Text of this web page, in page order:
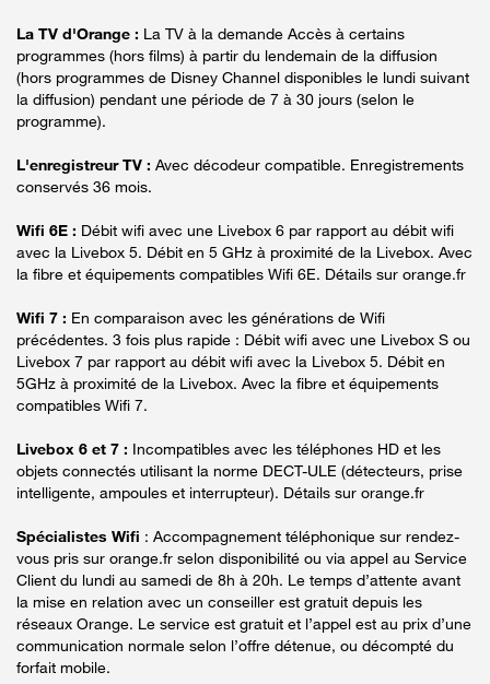
La TV d'Orange : La TV à la demande Accès à certains
programmes (hors films) à partir du lendemain de la diffusion
(hors programmes de Disney Channel disponibles le lundi suivant
la diffusion) pendant une période de 7 à 30 jours (selon le
programme).
L'enregistreur TV : Avec décodeur compatible. Enregistrements
conservés 36 mois.
Wifi 6E : Débit wifi avec une Livebox 6 par rapport au débit wifi
avec la Livebox 5. Débit en 5 GHz à proximité de la Livebox. Avec
la fibre et équipements compatibles Wifi 6E. Détails sur orange.fr
Wifi 7 : En comparaison avec les générations de Wifi
précédentes. 3 fois plus rapide : Débit wifi avec une Livebox S ou
Livebox 7 par rapport au débit wifi avec la Livebox 5. Débit en
5GHz à proximité de la Livebox. Avec la fibre et équipements
compatibles Wifi 7.
Livebox 6 et 7 : Incompatibles avec les téléphones HD et les
objets connectés utilisant la norme DECT-ULE (détecteurs, prise
intelligente, ampoules et interrupteur). Détails sur orange.fr
Spécialistes Wifi : Accompagnement téléphonique sur rendez-
vous pris sur orange.fr selon disponibilité ou via appel au Service
Client du lundi au samedi de 8h à 20h. Le temps d’attente avant
la mise en relation avec un conseiller est gratuit depuis les
réseaux Orange. Le service est gratuit et l’appel est au prix d’une
communication normale selon l’offre détenue, ou décompté du
forfait mobile.